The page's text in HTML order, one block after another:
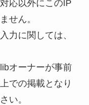
応以外にこのIP
せん。
力に関しては、
オーナーが事前
での掲載となり
い。